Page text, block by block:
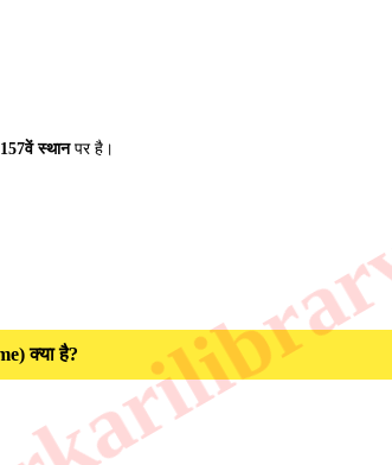
स्थानपर है।
क्या है?